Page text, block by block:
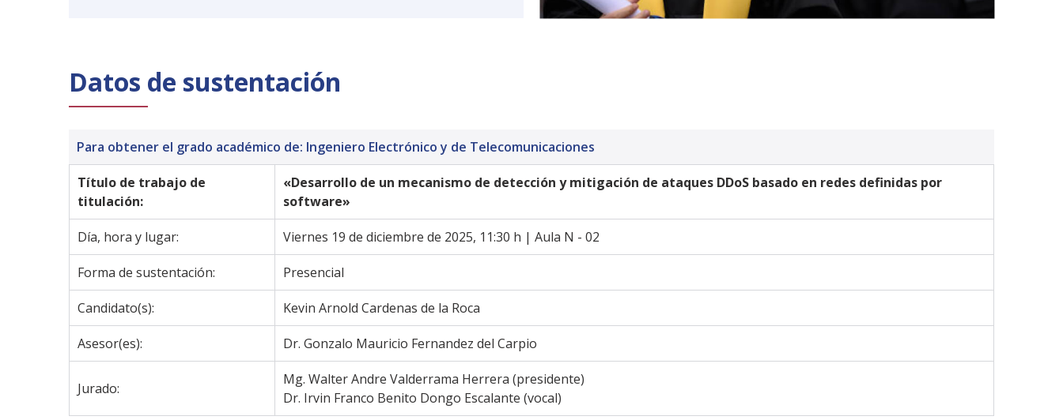
Datos de sustentación
Para obtener el grado académico de: Ingeniero Electrónico y de Telecomunicaciones
Título de trabajo de
titulación:
«Desarrollo de un mecanismo de detección y mitigación de ataques DDoS basado en redes definidas por
software»
Día, hora y lugar: Viernes 19 de diciembre de 2025, 11:30 h | Aula N - 02
Forma de sustentación: Presencial
Candidato(s): Kevin Arnold Cardenas de la Roca
Asesor(es): Dr. Gonzalo Mauricio Fernandez del Carpio
Jurado:
Mg. Walter Andre Valderrama Herrera (presidente)
Dr. Irvin Franco Benito Dongo Escalante (vocal)